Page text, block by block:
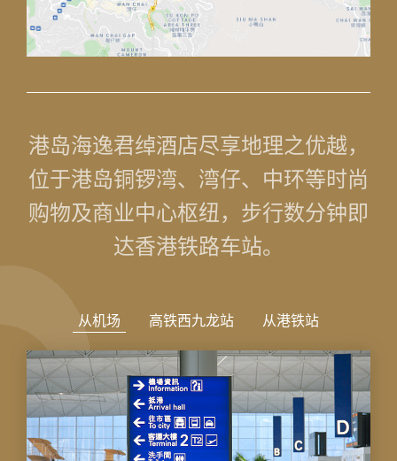
港岛海逸君绰酒店尽享地理之优越，
位于港岛铜锣湾、湾仔、中环等时尚
购物及商业中心枢纽，步行数分钟即
达香港铁路车站。
从机场 ​​高铁西九龙站 从港铁站